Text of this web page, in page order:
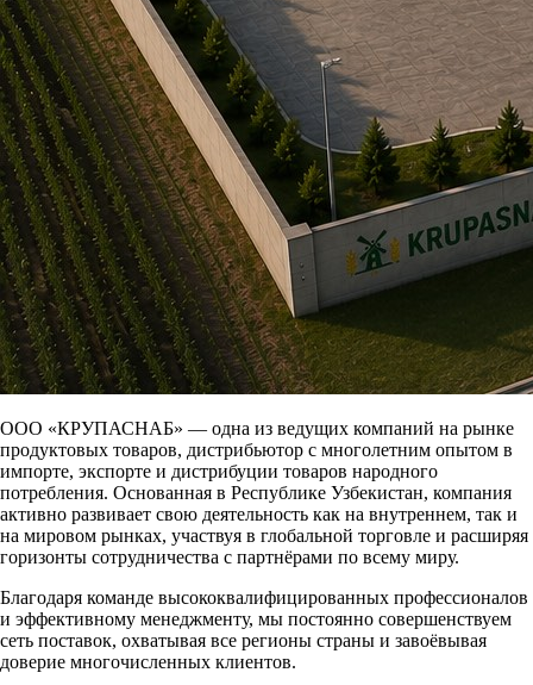
ООО «КРУПАСНАБ» — одна из ведущих компаний на рынке
продуктовых товаров, дистрибьютор с многолетним опытом в
импорте, экспорте и дистрибуции товаров народного
потребления. Основанная в Республике Узбекистан, компания
активно развивает свою деятельность как на внутреннем, так и
на мировом рынках, участвуя в глобальной торговле и расширяя
горизонты сотрудничества с партнёрами по всему миру.
Благодаря команде высококвалифицированных профессионалов
и эффективному менеджменту, мы постоянно совершенствуем
сеть поставок, охватывая все регионы страны и завоёвывая
доверие многочисленных клиентов.